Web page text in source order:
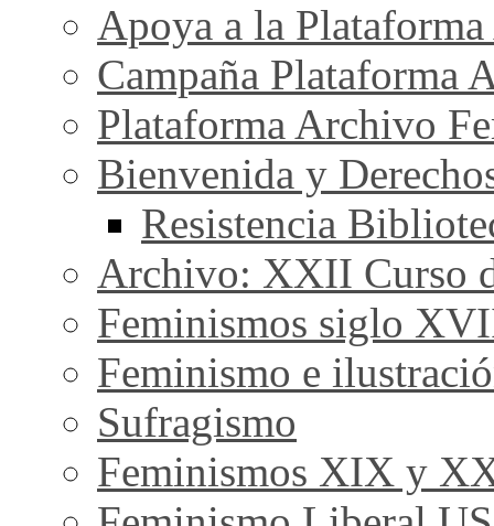
Apoya a la
Campaña Plataforma
Plataforma Archivo
Bienvenida y
Resistencia
Archivo: XXII Curso
Feminismos siglo
Feminismo e
Sufragismo
Feminismos XIX y